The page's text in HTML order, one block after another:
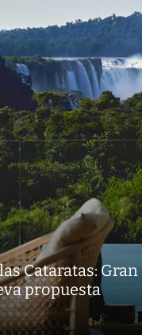
Cataratas: Gran
propuesta